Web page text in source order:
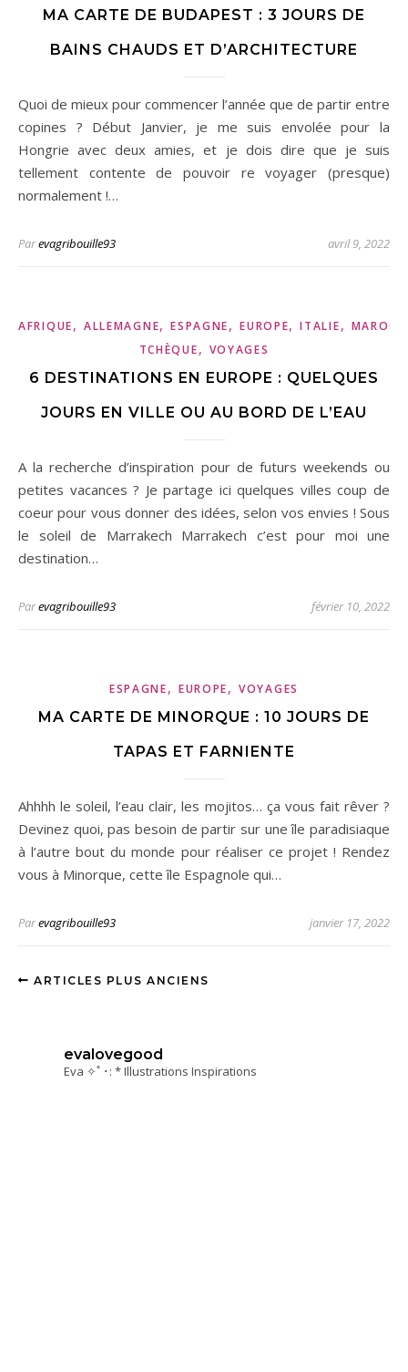
MA CARTE DE BUDAPEST : 3 JOURS DE
BAINS CHAUDS ET D’ARCHITECTURE
Quoi de mieux pour commencer l’année que de partir entre
copines ? Début Janvier, je me suis envolée pour la
Hongrie avec deux amies, et je dois dire que je suis
tellement contente de pouvoir re voyager (presque)
normalement !…
Parevagribouille93 avril 9, 2022
AFRIQUE, ALLEMAGNE,ESPAGNE,EUROPE,ITALIE, MAROC
TCHÈQUE, VOYAGES
6 DESTINATIONS EN EUROPE : QUELQUES
JOURS EN VILLE OU AU BORD DE L’EAU
A la recherche d’inspiration pour de futurs weekends ou
petites vacances ? Je partage ici quelques villes coup de
coeur pour vous donner des idées, selon vos envies ! Sous
le soleil de Marrakech Marrakech c’est pour moi une
destination…
Parevagribouille93 février 10, 2022
ESPAGNE, EUROPE,VOYAGES
MA CARTE DE MINORQUE : 10 JOURS DE
TAPAS ET FARNIENTE
Ahhhh le soleil, l’eau clair, les mojitos… ça vous fait rêver ?
Devinez quoi, pas besoin de partir sur une île paradisiaque
à l’autre bout du monde pour réaliser ce projet ! Rendez
vous à Minorque, cette île Espagnole qui…
Parevagribouille93 janvier 17, 2022
ARTICLES PLUS ANCIENS
evalovegood
Eva ✧ﾟ･: * Illustrations Inspirations